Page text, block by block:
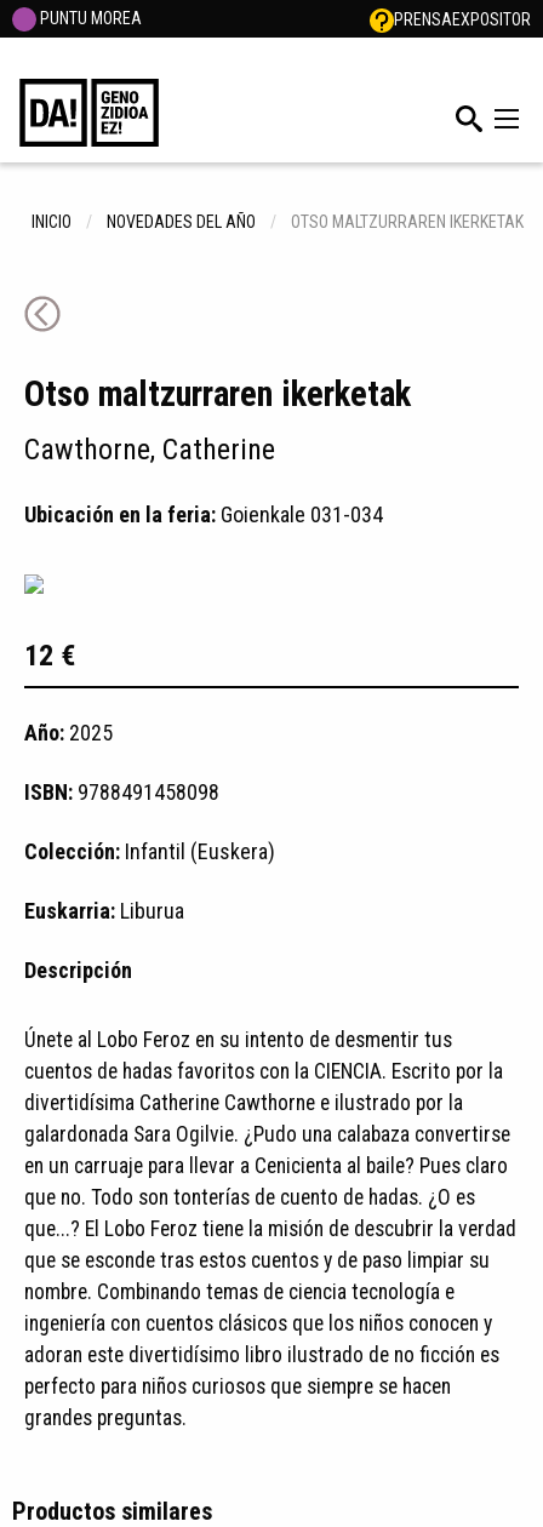
PUNTU MOREA PRENSAEXPOSITOR
INICIO NOVEDADES DEL AÑO OTSO MALTZURRAREN IKERKETAK
Otso maltzurraren ikerketak
Cawthorne, Catherine
Ubicación en la feria: Goienkale 031-034
12 €
Año: 2025
ISBN: 9788491458098
Colección: Infantil (Euskera)
Euskarria: Liburua
Descripción
Únete al Lobo Feroz en su intento de desmentir tus
cuentos de hadas favoritos con la CIENCIA. Escrito por la
divertidísima Catherine Cawthorne e ilustrado por la
galardonada Sara Ogilvie. ¿Pudo una calabaza convertirse
en un carruaje para llevar a Cenicienta al baile? Pues claro
que no. Todo son tonterías de cuento de hadas. ¿O es
que...? El Lobo Feroz tiene la misión de descubrir la verdad
que se esconde tras estos cuentos y de paso limpiar su
nombre. Combinando temas de ciencia tecnología e
ingeniería con cuentos clásicos que los niños conocen y
adoran este divertidísimo libro ilustrado de no ficción es
perfecto para niños curiosos que siempre se hacen
grandes preguntas.
Productos similares